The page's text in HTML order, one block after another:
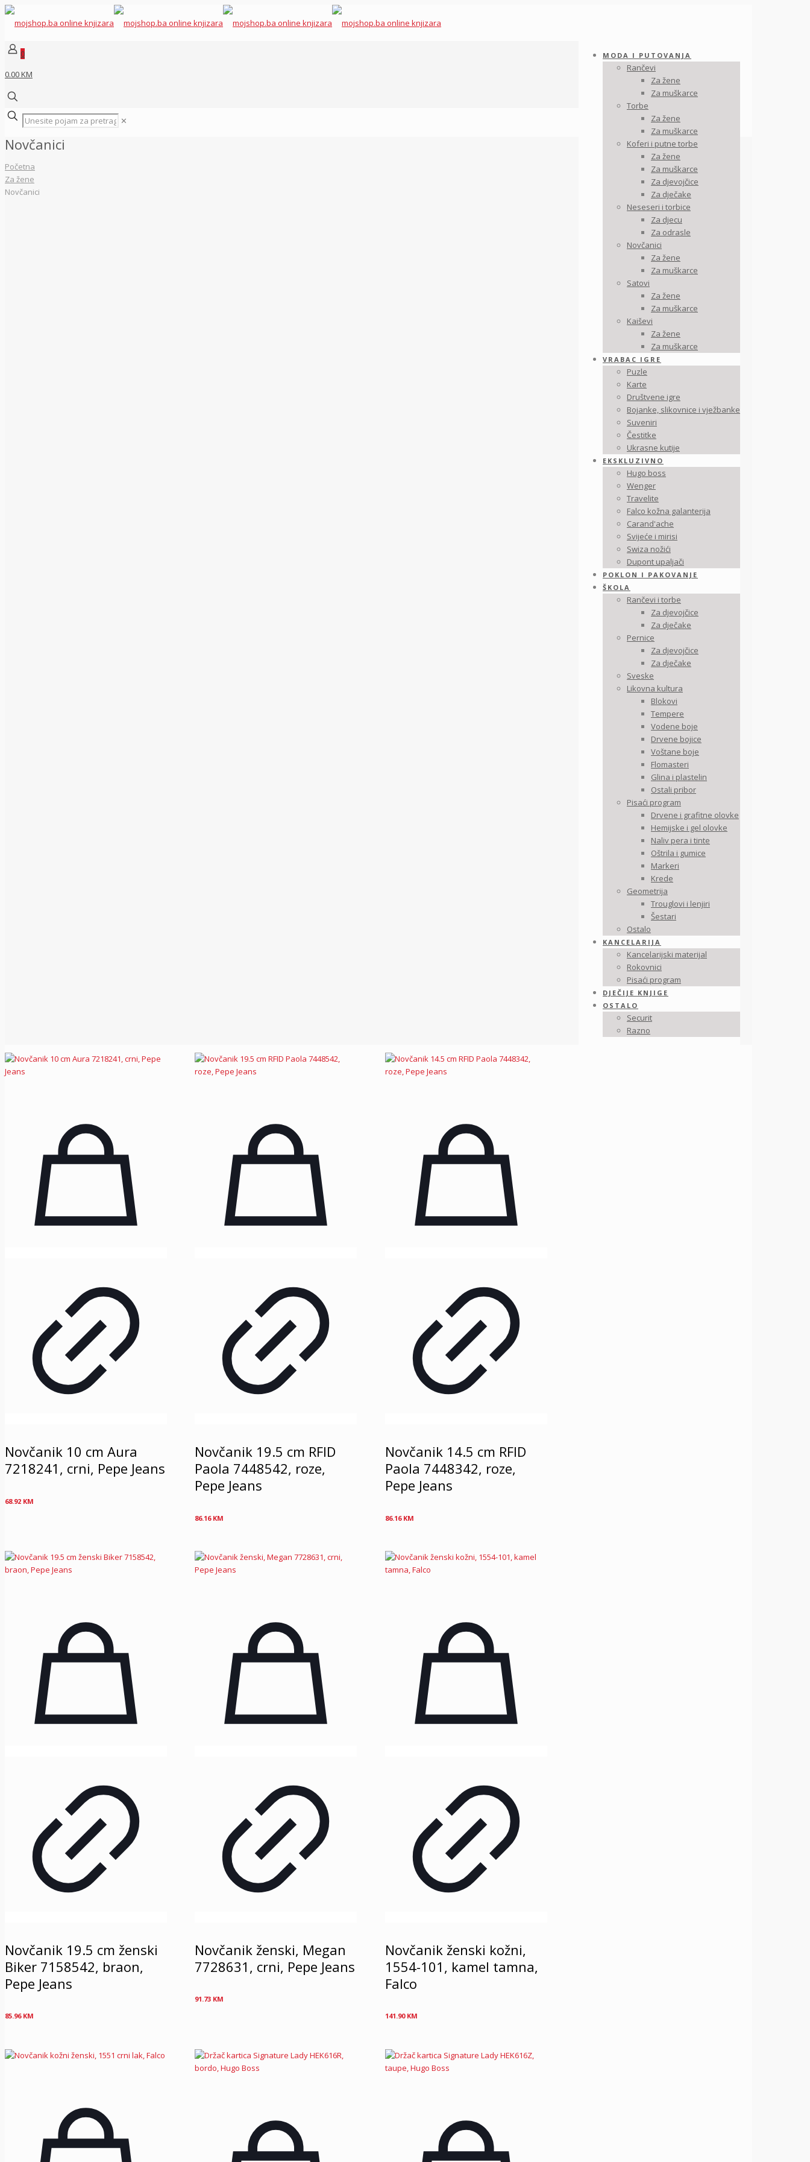
MODA I PUTOVANJA
Rančevi
Za žene
Za muškarce
Torbe
Za žene
Za muškarce
Koferi i putne torbe
Za žene
Za muškarce
Za djevojčice
Za dječake
Neseseri i torbice
Za djecu
Za odrasle
Novčanici
Za žene
Za muškarce
Satovi
Za žene
Za muškarce
Kaiševi
Za žene
Za muškarce
VRABAC IGRE
Puzle
Karte
Društvene igre
Bojanke, slikovnice i vježbanke
Suveniri
Čestitke
Ukrasne kutije
EKSKLUZIVNO
Hugo boss
Wenger
Travelite
Falco kožna galanterija
Carand'ache
Svijeće i mirisi
Swiza nožići
Dupont upaljači
POKLON I PAKOVANJE
ŠKOLA
Rančevi i torbe
Za djevojčice
Za dječake
Pernice
Za djevojčice
Za dječake
Sveske
Likovna kultura
Blokovi
Tempere
Vodene boje
Drvene bojice
Voštane boje
Flomasteri
Glina i plastelin
Ostali pribor
Pisaći program
Drvene i grafitne olovke
Hemijske i gel olovke
Naliv pera i tinte
Oštrila i gumice
Markeri
Krede
Geometrija
Trouglovi i lenjiri
Šestari
Ostalo
KANCELARIJA
Kancelarijski materijal
Rokovnici
Pisaći program
DJEČIJE KNJIGE
OSTALO
Securit
Razno
0
0.00 KM
✕
Novčanici
Početna
Za žene
Novčanici
Novčanik 10 cm Aura
7218241, crni, Pepe Jeans
68.92 KM
Novčanik 19.5 cm RFID
Paola 7448542, roze,
Pepe Jeans
86.16 KM
Novčanik 14.5 cm RFID
Paola 7448342, roze,
Pepe Jeans
86.16 KM
Novčanik 19.5 cm ženski
Biker 7158542, braon,
Pepe Jeans
85.96 KM
Novčanik ženski, Megan
7728631, crni, Pepe Jeans
91.73 KM
Novčanik ženski kožni,
1554-101, kamel tamna,
Falco
141.90 KM